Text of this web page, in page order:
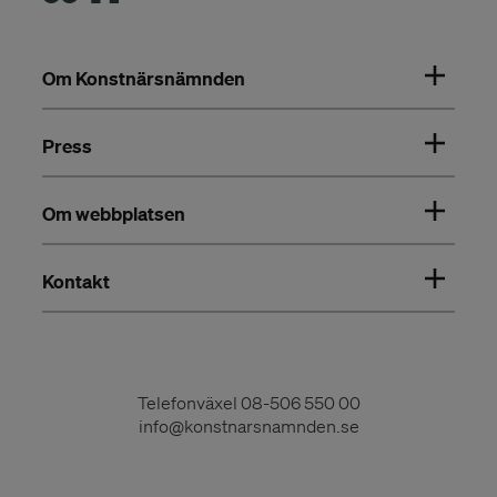
Om Konstnärsnämnden
Press
Om webbplatsen
Kontakt
Telefonväxel 08-506 550 00
info@konstnarsnamnden.se